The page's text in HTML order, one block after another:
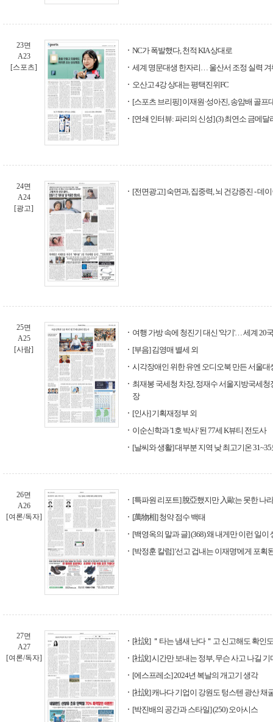
23면
A23
[스포츠]
NC가 폭발했다, 천적 KIA 상대로
세계 명문대생 한자리… 울산서 조정 실력 겨
오산고 4강 상대는 평택진위FC
[스포츠 브리핑] 이재원·성아진, 송암배 골프
[연쇄 인터뷰: 파리의 신성] (3) 최연소 금메달
24면
A24
[광고]
[전면광고] 숙면과, 집중력, 뇌 건강증진 - 데이
25면
A25
[사람]
여행 가방 속에 청진기 대신 '악기'… 세계 20
[부음] 김영매 별세 외
시각장애인 위한 유엔 오디오북 만든 서울대
최재봉 국세청 차장, 정재수 서울지방국세
장
[인사] 기획재정부 외
이순신학과 '1호 박사' 된 77세 K뷰티 전도사
[날씨와 생활] 대부분 지역 낮 최고기온
26면
A26
[여론/독자]
[특파원 리포트] 脫亞했지만 入歐는 못한 나라
[萬物相] 청약 점수 백태
[백영옥의 말과 글] (368) 왜 내게만 이런 일이
[박정훈 칼럼] '선고 겁내는 이재명'에게 포획
27면
A27
[여론/독자]
[社說] ＂타는 냄새 난다＂고 신고해도 확인
[社說] 시간만 보내는 정부, 무슨 사고 나길
[에스프레소] 2024년 복날의 개고기 생각
[社說] 캐나다 기업이 강원도 텅스텐 광산 채
[박진배의 공간과 스타일] (250) 오아시스